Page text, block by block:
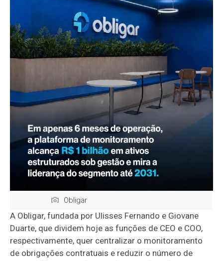
Obligar
A Obligar, fundada por Ulisses Fernando e Giovane
Duarte, que dividem hoje as funções de CEO e COO,
respectivamente, quer centralizar o monitoramento
de obrigações contratuais e reduzir o número de